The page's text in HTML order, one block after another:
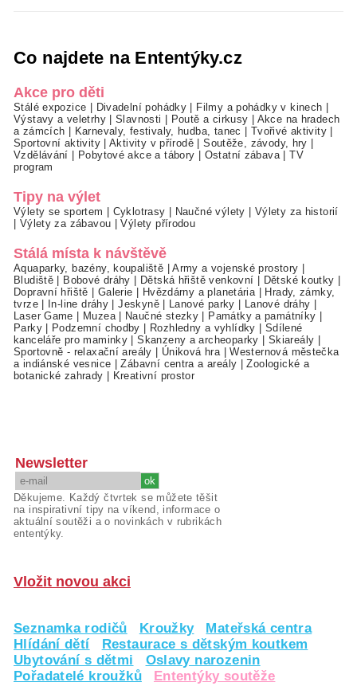
Co najdete na Ententýky.cz
Akce pro děti
Stálé expozice Divadelní pohádky Filmy a pohádky v kinech
Výstavy a veletrhy|Slavnosti Poutě a cirkusy
Akce na hradech
a zámcích
Karnevaly, festivaly, hudba, tanec Tvořivé aktivity
Sportovní aktivity|Aktivity v přírodě |Soutěže, závody, hry
Vzdělávání
Pobytové akce a tábory Ostatní zábava |TV
program
Tipy na výlet
Výlety se sportem Cyklotrasy Naučné výlety
Výlety za historií
Výlety za zábavou |Výlety přírodou
Stálá místa k návštěvě
Aquaparky, bazény, koupaliště |Army a vojenské prostory
Bludiště
Bobové dráhy Dětská hřiště venkovní Dětské koutky
Dopravní hřiště
Galerie Hvězdárny a planetária
Hrady, zámky,
tvrze| In-line dráhy |Jeskyně| Lanové parky Lanové dráhy
Laser Game
Muzea| Naučné stezky Památky a památníky
Parky| Podzemní chodby Rozhledny a vyhlídky
Sdílené
kanceláře pro maminky |Skanzeny a archeoparky Skiareály
Sportovně - relaxační areály
Úniková hra |Westernová městečka
a indiánské vesnice |Zábavní centra a areály |Zoologické a
botanické zahrady
Kreativní prostor
Newsletter
Děkujeme. Každý čtvrtek se můžete těšit
na inspirativní tipy na víkend, informace o
aktuální soutěži a o novinkách v rubrikách
ententýky.
Vložit novou akci
Seznamka rodičů Kroužky
Mateřská centra
Hlídání dětí
Restaurace s dětským koutkem
Ubytování s dětmi
Oslavy narozenin
Pořadatelé kroužků
Ententýky soutěže